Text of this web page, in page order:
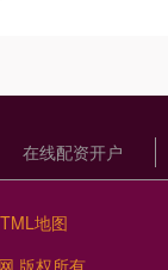
在线配资开户
地图
版权所有